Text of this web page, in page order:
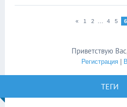
« 1 2 ... 4 5 6
Приветствую Вас
Регистрация|
ТЕГИ